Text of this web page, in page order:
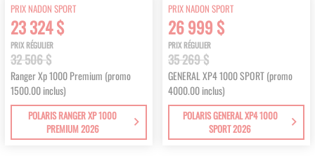
PRIX NADON SPORT
23 324 $
PRIX RÉGULIER
32 506 $
Ranger Xp 1000 Premium (promo
1500.00 inclus)
POLARIS RANGER XP 1000
PREMIUM 2026
PRIX NADON SPORT
26 999 $
PRIX RÉGULIER
35 269 $
GENERAL XP4 1000 SPORT (promo
4000.00 inclus)
POLARIS GENERAL XP4 1000
SPORT 2026